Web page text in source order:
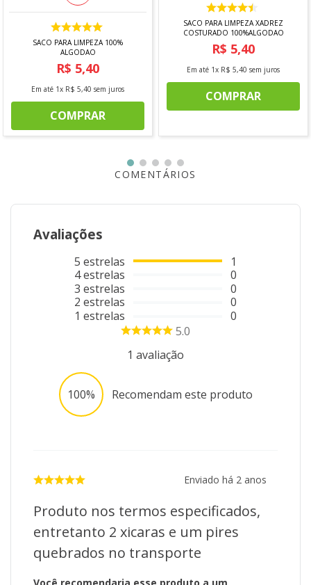
SACO PARA LIMPEZA 100%
ALGODAO
R$ 5,40
Em até 1x R$ 5,40 sem juros
COMPRAR
SACO PARA LIMPEZA XADREZ
COSTURADO 100%ALGODAO
R$ 5,40
Em até 1x R$ 5,40 sem juros
COMPRAR
COMENTÁRIOS
Avaliações
5 estrelas
4estrelas
3 estrelas
2 estrelas
1 estrelas
1
0
0
0
0
5.0
1 avaliação
100% Recomendam este produto
Enviado há 2 anos
Produto nos termos especificados,
entretanto 2 xicaras e um pires
quebrados no transporte